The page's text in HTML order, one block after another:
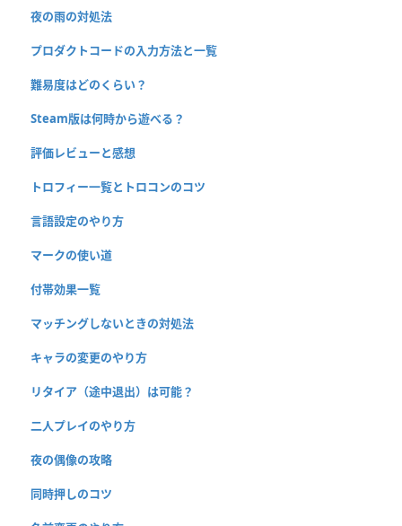
夜の雨の対処法
プロダクトコードの入力方法と一覧
難易度はどのくらい？
Steam版は何時から遊べる？
評価レビューと感想
トロフィー一覧とトロコンのコツ
言語設定のやり方
マークの使い道
付帯効果一覧
マッチングしないときの対処法
キャラの変更のやり方
リタイア（途中退出）は可能？
二人プレイのやり方
夜の偶像の攻略
同時押しのコツ